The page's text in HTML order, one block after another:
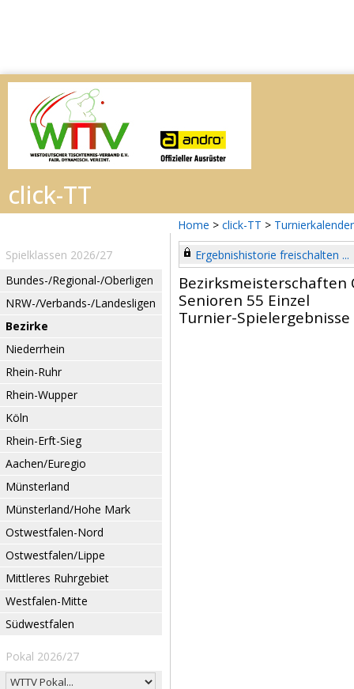
Home > click-TT > Turnierkalender
Spielklassen 2026/27
Bundes-/Regional-/Oberligen
NRW-/Verbands-/Landesligen
Bezirke
Niederrhein
Rhein-Ruhr
Rhein-Wupper
Köln
Rhein-Erft-Sieg
Aachen/Euregio
Münsterland
Münsterland/Hohe Mark
Ostwestfalen-Nord
Ostwestfalen/Lippe
Mittleres Ruhrgebiet
Westfalen-Mitte
Südwestfalen
Pokal 2026/27
Ergebnishistorie freischalten ...
Bezirksmeisterschaften
Senioren 55 Einzel
Turnier-Spielergebnisse